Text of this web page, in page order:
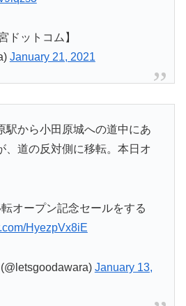
ドットコム】
January 21, 2021
駅から小田原城への道中にあ
、道の反対側に移転。本日オ
オープン記念セールをする
HyezpVx8iE
January 13,